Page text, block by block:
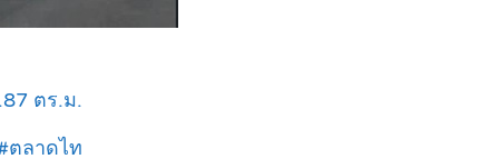
ตร.ม.
ตลาดไท